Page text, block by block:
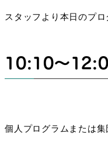
スタッフより本日のプ
10:10～
個人プログラムまたは集